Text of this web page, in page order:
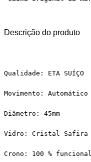
Descrição do produto
Qualidade: ETA SUÍÇO
Movimento: Automático
Diâmetro: 45mm
Vidro: Cristal Safira
Crono: 100 % funcional